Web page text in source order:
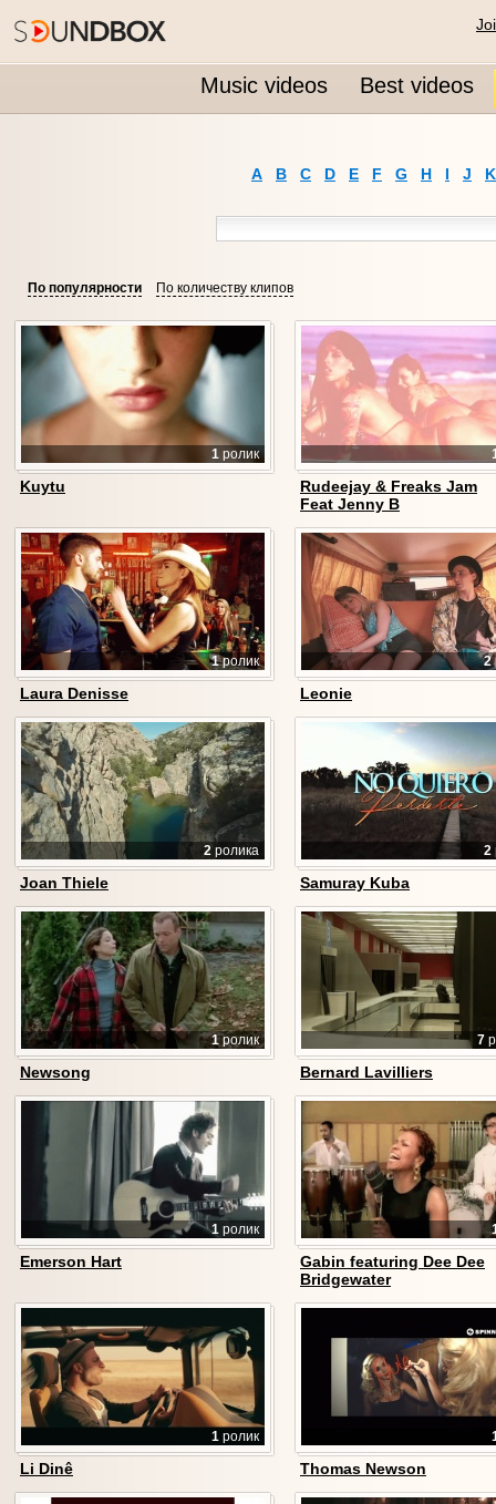
Music videos Best videos
A B C D E F G H I J K
По популярности По количеству клипов
1 ролик
Kuytu
Rudeejay & Freaks Jam
Feat Jenny B
1ролик
Laura Denisse
2
Leonie
2 ролика
Joan Thiele
2
Samuray Kuba
1ролик
Newsong
7
Bernard Lavilliers
1 ролик
Emerson Hart
Gabin featuring Dee Dee
Bridgewater
1 ролик
Li Dinê Thomas Newson